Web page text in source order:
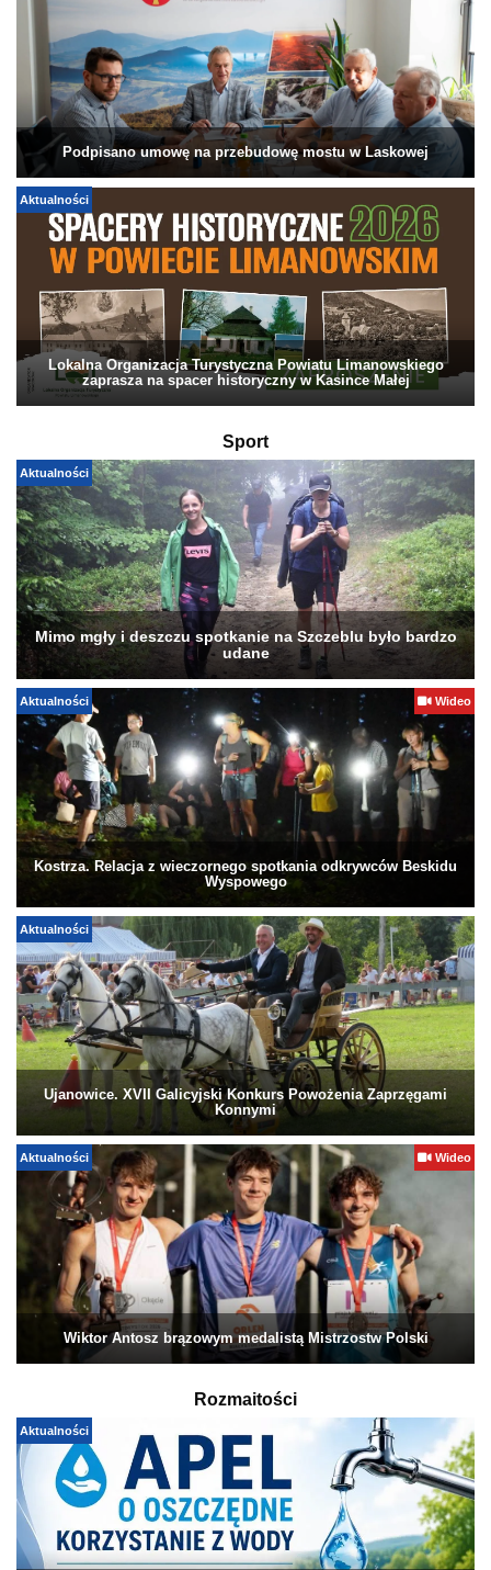
Podpisano umowę na przebudowę mostu w Laskowej
Aktualności
Lokalna Organizacja Turystyczna Powiatu Limanowskiego
zaprasza na spacer historyczny w Kasince Małej
Sport
Aktualności
Mimo mgły i deszczu spotkanie na Szczeblu było bardzo
udane
Aktualności Wideo
Kostrza. Relacja z wieczornego spotkania odkrywców Beskidu
Wyspowego
Aktualności
Ujanowice. XVII Galicyjski Konkurs Powożenia Zaprzęgami
Konnymi
Aktualności Wideo
Wiktor Antosz brązowym medalistą Mistrzostw Polski
Rozmaitości
Aktualności